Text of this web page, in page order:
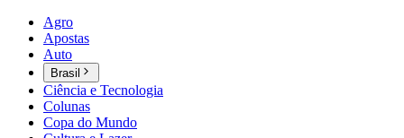
Agro
Apostas
Auto
Brasil
Ciência e Tecnologia
Colunas
Copa do Mundo